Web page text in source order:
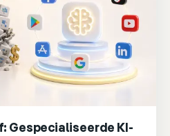
Gespecialiseerde KI-